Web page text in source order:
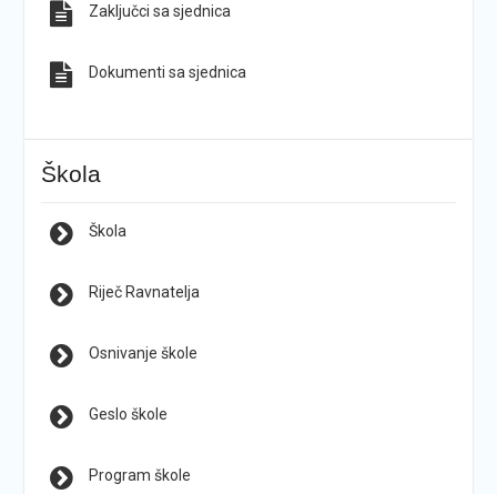
Zaključci sa sjednica
Dokumenti sa sjednica
Škola
Škola
Riječ Ravnatelja
Osnivanje škole
Geslo škole
Program škole